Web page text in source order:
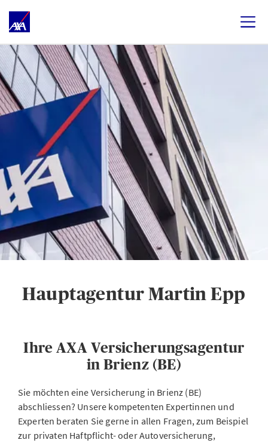
Hauptagentur Martin Epp
Ihre AXA Versicherungsagentur
in Brienz (BE)
Sie möchten eine Versicherung in Brienz (BE)
abschliessen? Unsere kompetenten Expertinnen und
Experten beraten Sie gerne in allen Fragen, zum Beispiel
zur privaten Haftpflicht- oder Autoversicherung,